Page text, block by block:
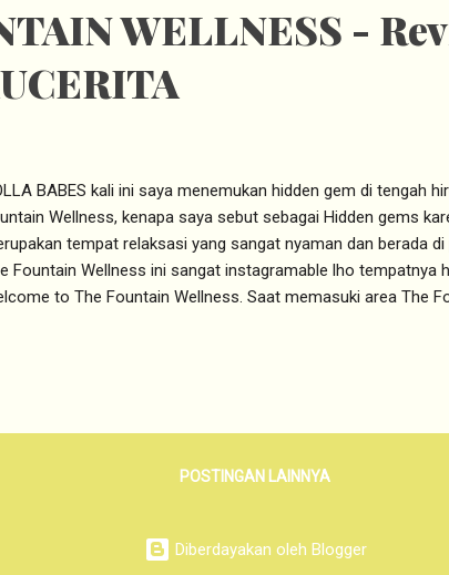
WELLNESS -
BABES kali ini saya menemukan hidden gem di tengah
Wellness, kenapa saya sebut sebagai Hidden gems
tempat relaksasi yang sangat nyaman dan berada
Fountain Wellness ini sangat instagramable lho tempatnya
to The Fountain Wellness. Saat memasuki area The
Jujur SeNyaman itu. Saat kita memilih treatment apa kita
Frangipani, Lavender dan Orange. Saya pun dipersilahkan
POSTINGAN LAINNYA
Diberdayakan oleh Blogger